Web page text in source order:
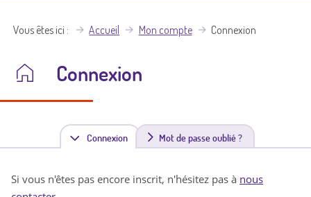
Vous êtes ici Accueil Mon compte Connexion
Connexion
Connexion(
n
Mot de passe oublié ?
Si vous n'êtes pas encore inscrit, n'hésitez pas à nous